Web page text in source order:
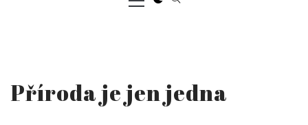
Menu
Příroda je jen jedna